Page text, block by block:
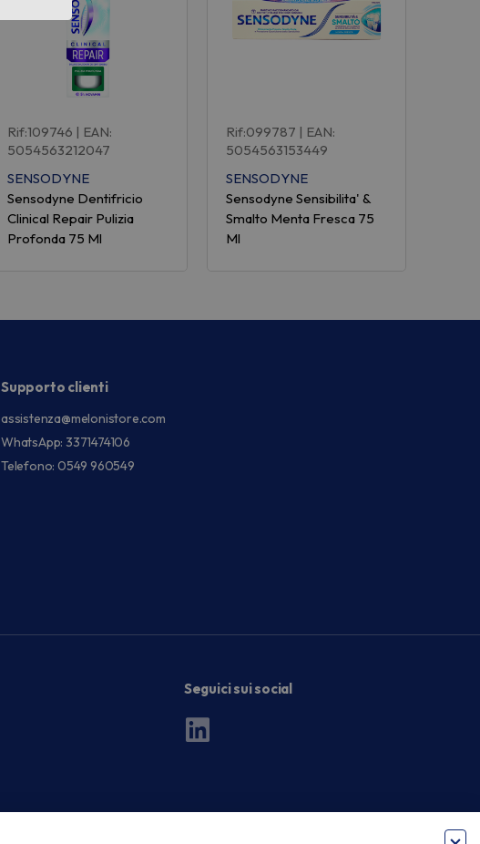
Rif:109746 | EAN:
5054563212047
SENSODYNE
Sensodyne Dentifricio
Clinical Repair Pulizia
Profonda 75 Ml
Rif:099787 | EAN:
5054563153449
SENSODYNE
Sensodyne Sensibilita' &
Smalto Menta Fresca 75
Ml
Supporto clienti
assistenza@melonistore.com
WhatsApp: 3371474106
Telefono: 0549 960549
Seguici sui social